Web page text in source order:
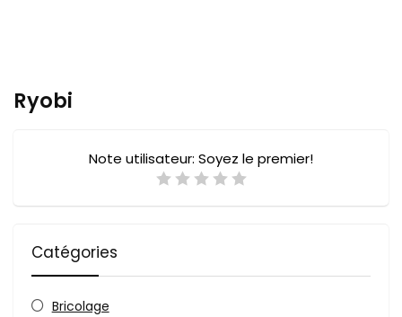
Ryobi
Note utilisateur: Soyez le premier!
Catégories
Bricolage